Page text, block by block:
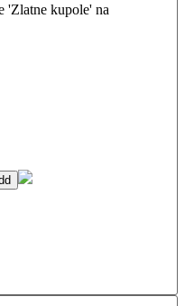
'Zlatne kupole' na